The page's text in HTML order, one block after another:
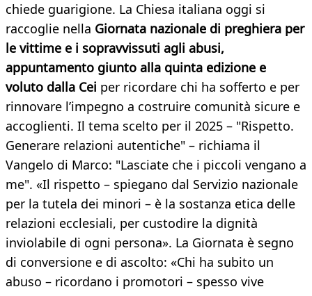
chiede guarigione. La Chiesa italiana oggi si
raccoglie nella Giornata nazionale di preghiera per
le vittime e i sopravvissuti agli abusi,
appuntamento giunto alla quinta edizione e
voluto dalla Cei per ricordare chi ha sofferto e per
rinnovare l’impegno a costruire comunità sicure e
accoglienti. Il tema scelto per il 2025 – "Rispetto.
Generare relazioni autentiche" – richiama il
Vangelo di Marco: "Lasciate che i piccoli vengano a
me". «Il rispetto – spiegano dal Servizio nazionale
per la tutela dei minori – è la sostanza etica delle
relazioni ecclesiali, per custodire la dignità
inviolabile di ogni persona». La Giornata è segno
di conversione e di ascolto: «Chi ha subito un
abuso – ricordano i promotori – spesso vive